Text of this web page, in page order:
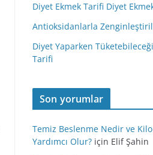
Diyet Ekmek Tarifi Diyet
Antioksidanlarla
Diyet Yaparken
Tarifi
Son yorumlar
Temiz Beslenme Nedir ve Kilo
Yardımcı Olur? için Elif Şahin